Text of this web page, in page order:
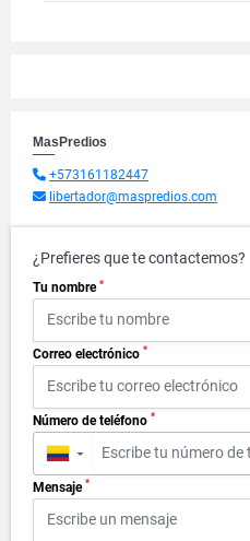
MasPredios
+573161182447
libertador@maspredios.com
¿Prefieres que te contactemos?
Tu nombre *
Correo electrónico *
Número de teléfono *
▼
Mensaje *